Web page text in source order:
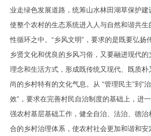
业走绿色发展道路，统筹山水林田湖草保护建
使整个农村的生态系统进入人与自然和谐共生
性循环之中。“乡风文明”，要求的是既要弘扬
乡贤文化和优良的乡风习俗，又要融进现代的
理念和生活方式，形成既传统又现代、既质朴
尚的乡村特有的文化气息。从 “管理民主”到“
效”，要求在完善村民自治制度的基础上，进
强农村基层基础工作，健全自治、法治、德治
合的乡村治理体系，使农村社会更加和谐和安